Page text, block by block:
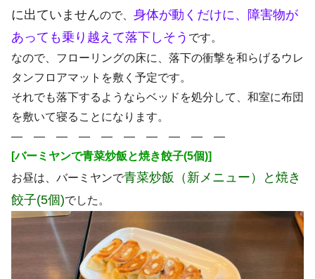
に出ていませんので、 身体が動くだけに、障害物が
あっても乗り越えて落下しそう です。
なので、フローリングの床に、落下の衝撃を和らげるウレ
タンフロアマットを敷く予定です。
それでも落下するようならベッドを処分して、和室に布団
を敷いて寝ることになります。
― ― ― ― ― ― ― ― ― ―
[バーミヤンで青菜炒飯と焼き餃子(5個)]
お昼は、バーミヤンで青菜炒飯（新メニュー）と焼き
餃子(5個)でした。